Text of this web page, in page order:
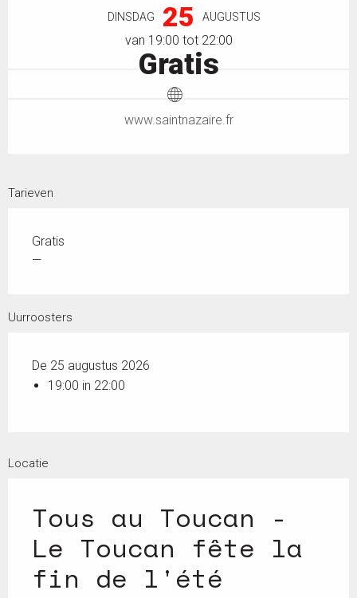
DINSDAG 25 AUGUSTUS
van 19:00 tot 22:00
Gratis
www.saintnazaire.fr
Tarieven
Gratis
—
Uurroosters
De 25 augustus 2026
19:00 in 22:00
Locatie
Tous au Toucan -
Le Toucan fête la
fin de l'été